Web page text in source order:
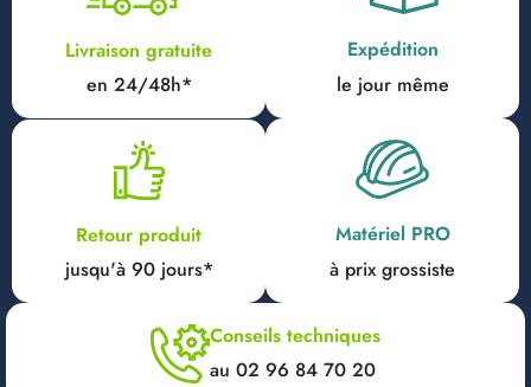
Livraison gratuite
en 24/48h*
Expédition
le jour même
Retour produit
jusqu'à 90 jours*
Matériel PRO
à prix grossiste
Conseils techniques
au 02 96 84 70 20